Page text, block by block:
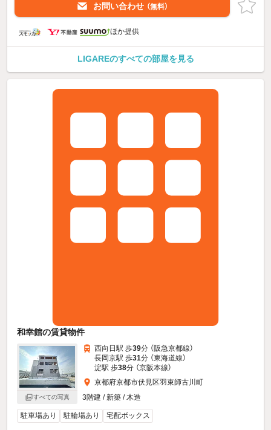
お問い合わせ （無料）
ほか提供
LIGAREのすべての部屋を見る
和幸館の賃貸物件
すべての写真
西向日駅 歩39分 （阪急京都線）
長岡京駅 歩31分 （東海道線）
淀駅 歩38分 （京阪本線）
京都府京都市伏見区羽束師古川町
3階建 / 新築 / 木造
駐車場あり 駐輪場あり 宅配ボックス